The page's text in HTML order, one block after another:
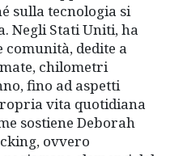
sulla tecnologia si
Negli Stati Uniti, ha
dedite a
chilometri
fino ad aspetti
vita quotidiana
sostiene Deborah
ovvero